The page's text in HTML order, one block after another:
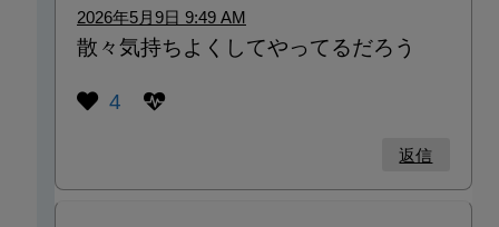
2026年5月9日 9:49 AM
散々気持ちよくしてやってるだろう
4
返信